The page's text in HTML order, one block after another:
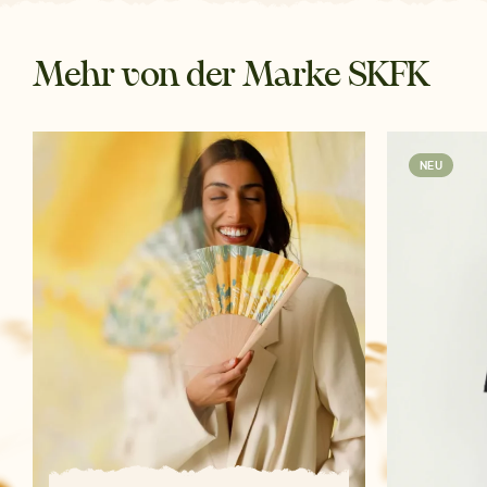
Mehr von der Marke SKFK
NEU